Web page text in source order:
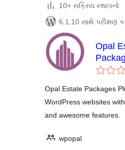
10+ સક્રિય સ્થાપનો
6.1.10 સાથે પરીક્ષણ
Opal
Opal Estate Packages
WordPress websites
and awesome features.
wpopal